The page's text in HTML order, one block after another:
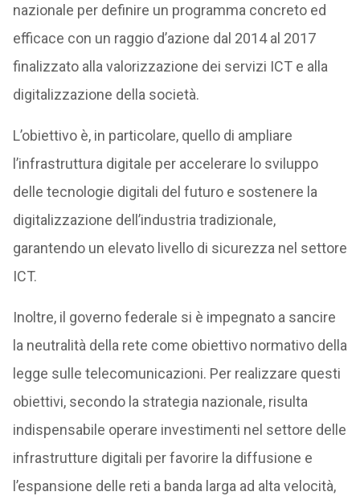
nazionale per definire un programma concreto ed
efficace con un raggio d’azione dal 2014 al 2017
finalizzato alla valorizzazione dei servizi ICT e alla
digitalizzazione della società.
L’obiettivo è, in particolare, quello di ampliare
l’infrastruttura digitale per accelerare lo sviluppo
delle tecnologie digitali del futuro e sostenere la
digitalizzazione dell’industria tradizionale,
garantendo un elevato livello di sicurezza nel settore
ICT.
Inoltre, il governo federale si è impegnato a sancire
la neutralità della rete come obiettivo normativo della
legge sulle telecomunicazioni. Per realizzare questi
obiettivi, secondo la strategia nazionale, risulta
indispensabile operare investimenti nel settore delle
infrastrutture digitali per favorire la diffusione e
l’espansione delle reti a banda larga ad alta velocità,